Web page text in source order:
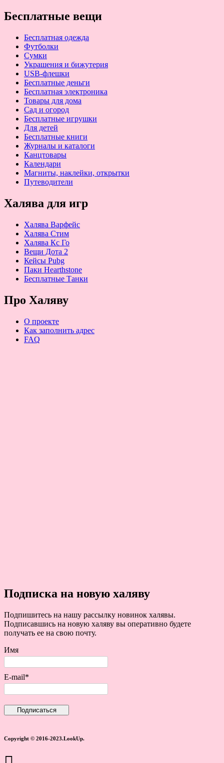
Бесплатные вещи
Бесплатная одежда
Футболки
Сумки
Украшения и бижутерия
USB-флешки
Бесплатные деньги
Бесплатная электроника
Товары для дома
Сад и огород
Бесплатные игрушки
Для детей
Бесплатные книги
Журналы и каталоги
Канцтовары
Календари
Магниты, наклейки, открытки
Путеводители
Халява для игр
Халява Варфейс
Халява Стим
Халява Кс Го
Вещи Дота 2
Кейсы Pubg
Паки Hearthstone
Бесплатные Танки
Про Халяву
О проекте
Как заполнить адрес
FAQ
Подписка на новую халяву
Подпишитесь на нашу рассылку новинок халявы.
Подписавшись на новую халяву вы оперативно будете
получать ее на свою почту.
Имя
E-mail*
Copyright © 2016-2023.LookUp.